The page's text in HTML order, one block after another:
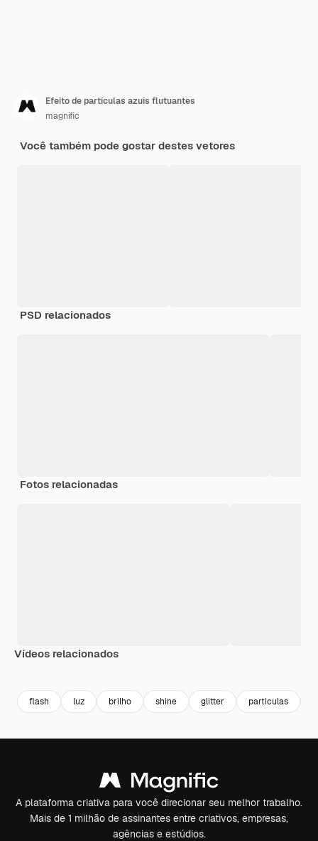
Efeito de partículas azuis flutuantes
magnific
Você também pode gostar destes vetores
PSD relacionados
Fotos relacionadas
Vídeos relacionados
flash luz brilho shine glitter particulas
A plataforma criativa para você direcionar seu melhor trabalho.
Mais de 1 milhão de assinantes entre criativos, empresas,
agências e estúdios.